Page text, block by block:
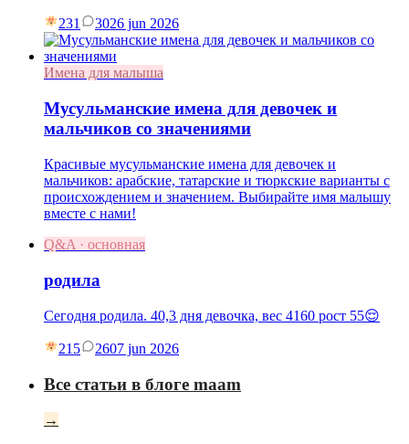
231 3026 jun 2026
Имена для малыша
Мусульманские имена для девочек и
мальчиков со значениями
Красивые мусульманские имена для девочек и
мальчиков: арабские, татарские и тюркские варианты с
происхождением и значением. Выбирайте имя малышу
вместе с нами!
Q&A · основная
родила
Сегодня родила. 40,3 дня девочка, вес 4160 рост 55😌
215 2607 jun 2026
Все статьи в блоге maam
→